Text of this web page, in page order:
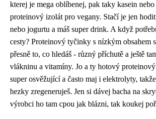
kterej je mega oblíbenej, pak taky kasein
proteinový izolát pro vegany. Stačí je jen
nebo jogurtu a máš super drink. A když
cesty? Proteinový tyčinky s nízkým obsahem
přesně to, co hledáš - různý příchutě a ještě
vlákninu a vitamíny. Jo a ty hotový
super osvěžující a často maj i elektrolyty,
hezky zregeneruješ. Jen si dávej bacha na
výrobci ho tam cpou jak blázni, tak koukej